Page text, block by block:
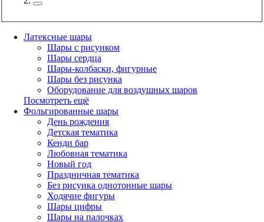
Латексные шары
Шары с рисунком
Шары сердца
Шары-колбаски, фигурные
Шары без рисунка
Оборудование для воздушных шаров
Посмотреть ещё
Фольгированные шары
День рождения
Детская тематика
Кенди бар
Любовная тематика
Новый год
Праздничная тематика
Без рисунка однотонные шары
Ходячие фигуры
Шары цифры
Шары на палочках